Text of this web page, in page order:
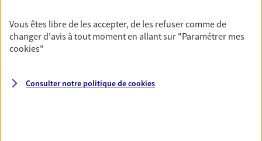
07 79 64 50 11
Vous êtes libre de les accepter, de les refuser comme de
changer d'avis à tout moment en allant sur "Paramétrer mes
cookies"
Consulter notre politique decookies